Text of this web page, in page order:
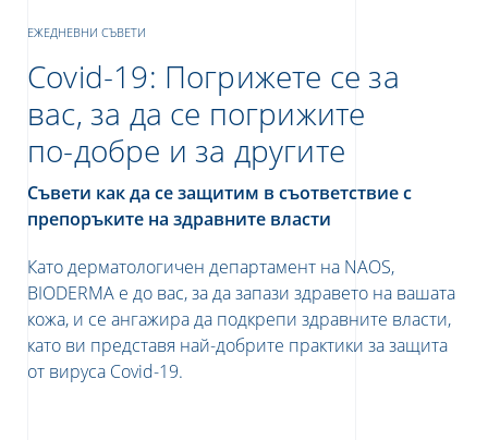
NEWSLETTER
ЕЖЕДНЕВНИ СЪВЕТИ
Covid-19: Погрижете се за
вас, за да се погрижите
по-добре и за другите
Съвети как да се защитим в съответствие с
препоръките на здравните власти
Като дерматологичен департамент на NAOS,
BIODERMA е до вас, за да запази здравето на вашата
кожа, и се ангажира да подкрепи здравните власти,
като ви представя най-добрите практики за защита
от вируса Covid-19.